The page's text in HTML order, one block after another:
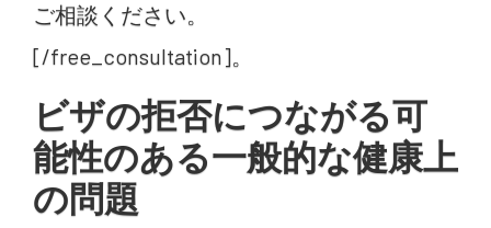
ご相談ください。
[/free_consultation]。
ビザの拒否につながる可
能性のある一般的な健康上
の問題